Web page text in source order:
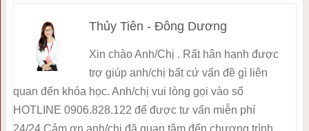
Thủy Tiên - Đông Dương
Xin chào Anh/Chị . Rất hân hạnh được
trợ giúp anh/chị bất cứ vấn đề gì liên
quan đến khóa học. Anh/chị vui lòng gọi vào số
HOTLINE 0906.828.122 để được tư vấn miễn phí